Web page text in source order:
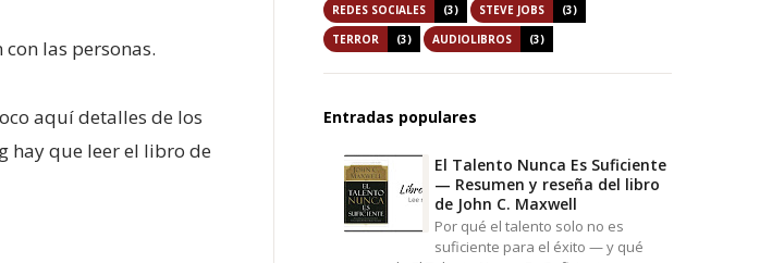
las personas.
aquí detalles de los
hay que leer el libro de
REDES SOCIALES
(3) STEVE JOBS
(3)
TERROR
(3) AUDIOLIBROS (3)
Entradas populares
El Talento Nunca Es Suficiente
— Resumen y reseña del libro
de John C. Maxwell
Por qué el talento solo no es
suficiente para el éxito — y qué